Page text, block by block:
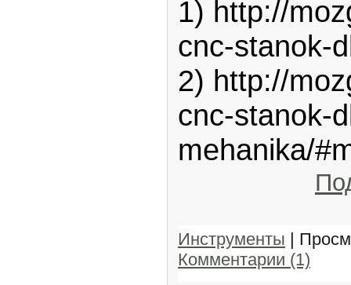
1) http://
cnc-stanok-
2) http://
cnc-stanok-
mehanika/
Инструменты |
Комментарии (1)